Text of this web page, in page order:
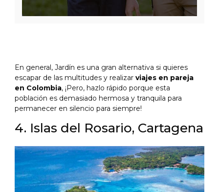
En general, Jardín es una gran alternativa si quieres
escapar de las multitudes y realizar viajes en pareja
en Colombia, ¡Pero, hazlo rápido porque esta
población es demasiado hermosa y tranquila para
permanecer en silencio para siempre!
4. Islas del Rosario, Cartagena